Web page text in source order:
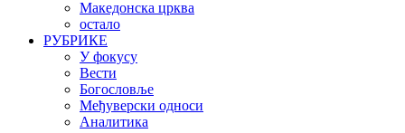
Македонска црква
остало
РУБРИКЕ
У фокусу
Вести
Богословље
Међуверски односи
Аналитика